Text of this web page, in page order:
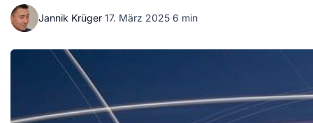
Jannik Krüger·17. März 2025·6 min